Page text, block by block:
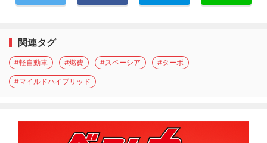
関連タグ
#軽自動車 #燃費 #スペーシア #ターボ
#マイルドハイブリッド